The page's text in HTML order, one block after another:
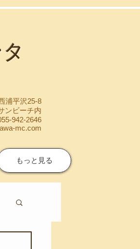
浦平沢25-8
ンビーチ内
942-2646
mc.com
もっと見る